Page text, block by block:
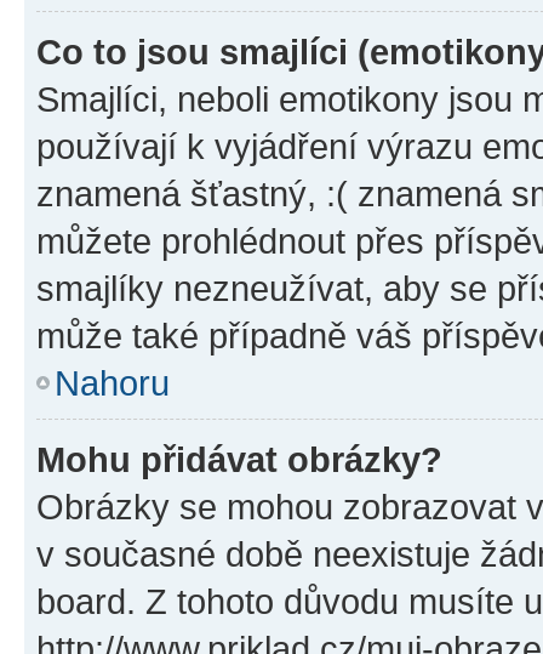
Co to jsou smajlíci
Smajlíci, neboli emotikony jsou
používají k vyjádření výrazu
znamená šťastný, :( znamená
můžete prohlédnout přes
smajlíky nezneužívat, aby se
může také případně váš
Nahoru
Mohu přidávat obrázky?
Obrázky se mohou zobrazovat
v současné době neexistuje
board. Z tohoto důvodu musíte